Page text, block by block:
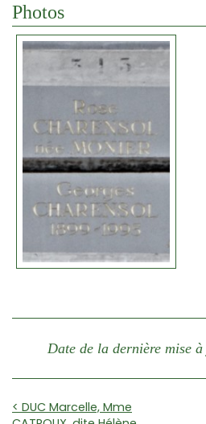
Photos
Date de la dernière mise
< DUC Marcelle, Mme